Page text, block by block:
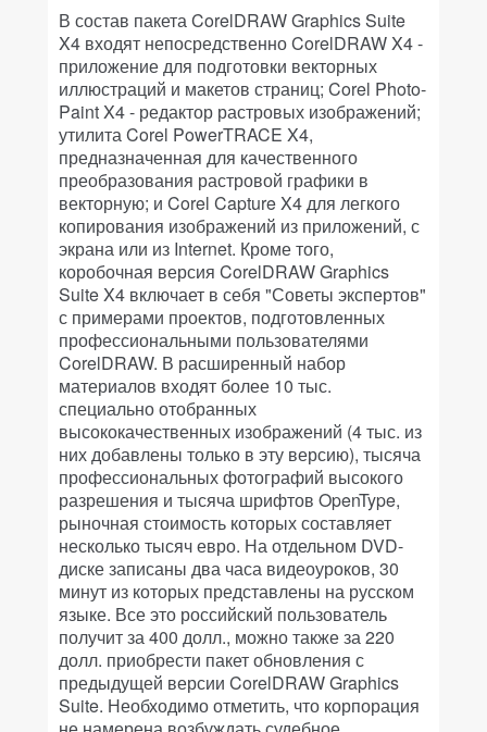
В состав пакета CorelDRAW Graphics Suite
X4 входят непосредственно CorelDRAW X4 -
приложение для подготовки векторных
иллюстраций и макетов страниц; Corel Photo-
Paint X4 - редактор растровых изображений;
утилита Corel PowerTRACE X4,
предназначенная для качественного
преобразования растровой графики в
векторную; и Corel Capture X4 для легкого
копирования изображений из приложений, с
экрана или из Internet. Кроме того,
коробочная версия CorelDRAW Graphics
Suite X4 включает в себя "Советы экспертов"
с примерами проектов, подготовленных
профессиональными пользователями
CorelDRAW. В расширенный набор
материалов входят более 10 тыс.
специально отобранных
высококачественных изображений (4 тыс. из
них добавлены только в эту версию), тысяча
профессиональных фотографий высокого
разрешения и тысяча шрифтов OpenType,
рыночная стоимость которых составляет
несколько тысяч евро. На отдельном DVD-
диске записаны два часа видеоуроков, 30
минут из которых представлены на русском
языке. Все это российский пользователь
получит за 400 долл., можно также за 220
долл. приобрести пакет обновления с
предыдущей версии CorelDRAW Graphics
Suite. Необходимо отметить, что корпорация